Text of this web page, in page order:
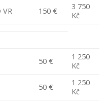
VR 150 €
3 750
Kč
50 €
1 250
Kč
50 €
1 250
Kč